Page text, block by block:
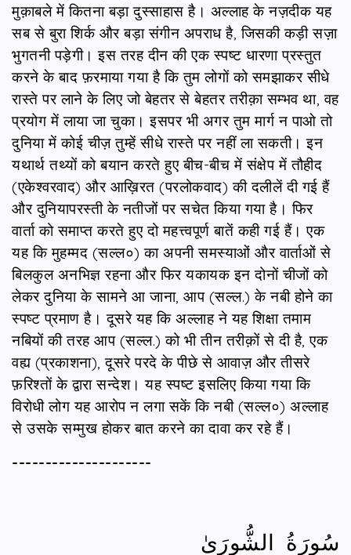
मुक़ाबले में कितना बड़ा दुस्‍साहास है। अल्‍लाह के नज़दीक यह
सब से बुरा शिर्क और बड़ा संगीन अपराध है, जिसकी कड़ी सज़ा
भुगतनी पड़ेगी। इस तरह दीन की एक स्पष्ट धारणा प्रस्तुत
करने के बाद फ़रमाया गया है कि तुम लोगों को समझाकर सीधे
रास्‍ते पर लाने के लिए जो बेहतर से बेहतर तरीक़ा सम्भव था, वह
प्रयोग में लाया जा चुका। इसपर भी अगर तुम मार्ग न पाओ तो
दुनिया में कोई चीज़ तुम्हें सीधे रास्ते पर नहीं ला सकती। इन
यथार्थ तथ्यों को बयान करते हुए बीच-बीच में संक्षेप में तौहीद
(एकेश्वरवाद) और आख़िरत (परलोकवाद) की दलीलें दी गई हैं
और दुनियापरस्‍ती के नतीजों पर सचेत किया गया है। फिर
वार्ता को समाप्त करते हुए दो महत्त्वपूर्ण बातें कही गई हैं। एक
यह कि मुहम्मद (सल्ल०) का अपनी समस्याओं और वार्ताओं से
बिलकुल अनभिज्ञ रहना और फिर यकायक इन दोनों चीजों को
लेकर दुनिया के सामने आ जाना, आप (सल्ल.) के नबी होने का
स्पष्ट प्रमाण है। दूसरे यह कि अल्लाह ने यह शिक्षा तमाम
नबियों की तरह आप (सल्ल.) को भी तीन तरीक़ों से दी है, एक
वह्य (प्रकाशना), दूसरे परदे के पीछे से आवाज़ और तीसरे
फ़रिश्तों के द्वारा सन्देश। यह स्पष्ट इसलिए किया गया कि
विरोधी लोग यह आरोप न लगा सकें कि नबी (सल्ल०) अल्लाह
से उसके सम्मुख होकर बात करने का दावा कर रहे हैं।
---------------------
سُورَةُ الشُّورَىٰ